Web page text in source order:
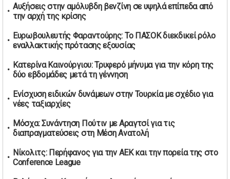
01/05/2026 | 19:54
Βελόπουλος: Κριτική σε πολιτικούς αρχηγούς για
δηλώσεις την Πρωτομαγιά
01/05/2026 | 19:33
Υπερβολική ταχύτητα στο Αλιβέρι οδήγησε σε σύλληψη
38χρονου οδηγού
01/05/2026 | 19:12
Υποψηφιότητες για τις εκλογές νέας διοίκησης του ΑΟ
Νέων Στύρων
Τουρκία: Ένταση στις συγκεντρώσεις για την Πρωτομαγιά
01/05/2026 | 13:20
Αυξήσεις στην αμόλυβδη βενζίνη σε υψηλά επίπεδα από
την αρχή της κρίσης
Ευρωβουλευτής Φαραντούρης: Το ΠΑΣΟΚ διεκδικεί ρόλο
εναλλακτικής πρότασης εξουσίας
Κατερίνα Καινούργιου: Τρυφερό μήνυμα για την κόρη της
δύο εβδομάδες μετά τη γέννηση
Ενίσχυση ειδικών δυνάμεων στην Τουρκία με σχέδιο για
νέες ταξιαρχίες
Μόσχα: Συνάντηση Πούτιν με Αραγτσί για τις
διαπραγματεύσεις στη Μέση Ανατολή
Νίκολιτς: Περήφανος για την ΑΕΚ και την πορεία της στο
Conference League